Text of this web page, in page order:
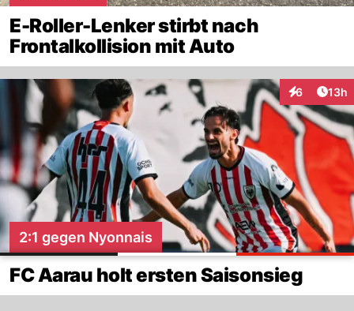
E-Roller-Lenker stirbt nach
Frontalkollision mit Auto
6
Interaktionen
13h
2:1 gegen Nyonnais
FC Aarau holt ersten Saisonsieg